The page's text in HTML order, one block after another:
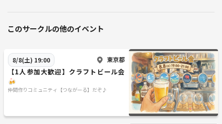
このサークルの他のイベント
8/8(土) 19:00 東京都
【1人参加大歓迎】クラフトビール会
🍻
仲間作りコミュニティ【つながーる】だぞ♪